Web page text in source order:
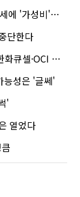
성비'로 맞불
단한다
영향은?
성은 '글쎄'
'
열었다